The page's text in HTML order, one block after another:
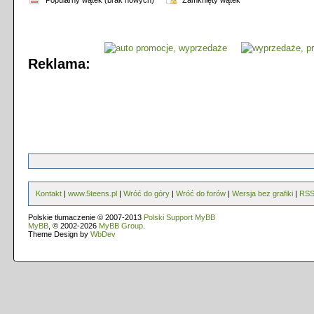
Reklama:
Kontakt | www.5teens.pl | Wróć do góry | Wróć do forów | Wersja bez grafiki | RSS
Polskie tłumaczenie © 2007-2013 Polski Support MyBB
MyBB , © 2002-2026 MyBB Group
Theme Design by WbDev